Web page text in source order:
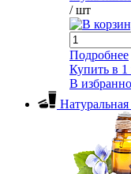
/ шт
Подробнее
Купить в 1
В